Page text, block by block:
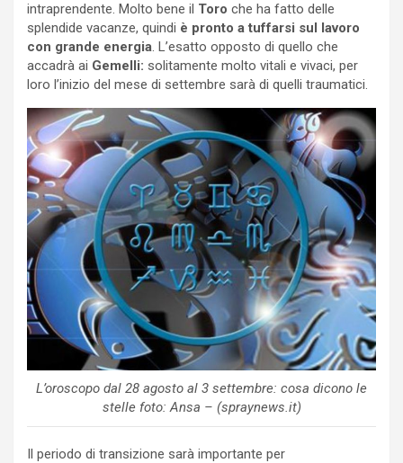
intraprendente. Molto bene il Toro che ha fatto delle
splendide vacanze, quindi è pronto a tuffarsi sul lavoro
con grande energia. L’esatto opposto di quello che
accadrà ai Gemelli: solitamente molto vitali e vivaci, per
loro l’inizio del mese di settembre sarà di quelli traumatici.
L’oroscopo dal 28 agosto al 3 settembre: cosa dicono le
stelle foto: Ansa – (spraynews.it)
Il periodo di transizione sarà importante per